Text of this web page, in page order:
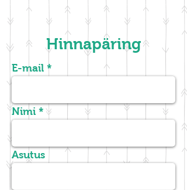
Hinnapäring
E-mail
Nimi
Asutus